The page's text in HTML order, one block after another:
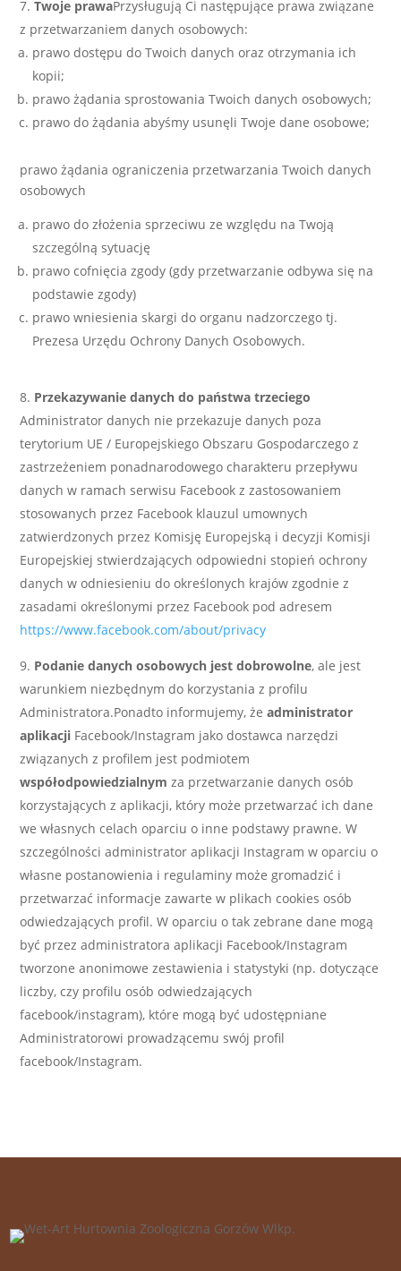
Twoje prawaPrzysługują Ci następujące prawa związane
z przetwarzaniem danych osobowych:
prawo dostępu do Twoich danych oraz otrzymania ich
kopii;
prawo żądania sprostowania Twoich danych osobowych;
prawo do żądania abyśmy usunęli Twoje dane osobowe;
prawo żądania ograniczenia przetwarzania Twoich danych
osobowych
prawo do złożenia sprzeciwu ze względu na Twoją
szczególną sytuację
prawo cofnięcia zgody (gdy przetwarzanie odbywa się na
podstawie zgody)
prawo wniesienia skargi do organu nadzorczego tj.
Prezesa Urzędu Ochrony Danych Osobowych.
Przekazywanie danych do państwa trzeciego
Administrator danych nie przekazuje danych poza
terytorium UE / Europejskiego Obszaru Gospodarczego z
zastrzeżeniem ponadnarodowego charakteru przepływu
danych w ramach serwisu Facebook z zastosowaniem
stosowanych przez Facebook klauzul umownych
zatwierdzonych przez Komisję Europejską i decyzji Komisji
Europejskiej stwierdzających odpowiedni stopień ochrony
danych w odniesieniu do określonych krajów zgodnie z
zasadami określonymi przez Facebook pod adresem
https://www.facebook.com/about/privacy
Podanie danych osobowych jest dobrowolne, ale jest
warunkiem niezbędnym do korzystania z profilu
Administratora.Ponadto informujemy, żeadministrator
aplikacji Facebook/Instagram jako dostawca narzędzi
związanych z profilem jest podmiotem
współodpowiedzialnymza przetwarzanie danych osób
korzystających z aplikacji, który może przetwarzać ich dane
we własnych celach oparciu o inne podstawy prawne. W
szczególności administrator aplikacji Instagram w oparciu o
własne postanowienia i regulaminy może gromadzić i
przetwarzać informacje zawarte w plikach cookies osób
odwiedzających profil. W oparciu o tak zebrane dane mogą
być przez administratora aplikacji Facebook/Instagram
tworzone anonimowe zestawienia i statystyki (np. dotyczące
liczby, czy profilu osób odwiedzających
facebook/instagram), które mogą być udostępniane
Administratorowi prowadzącemu swój profil
facebook/Instagram.